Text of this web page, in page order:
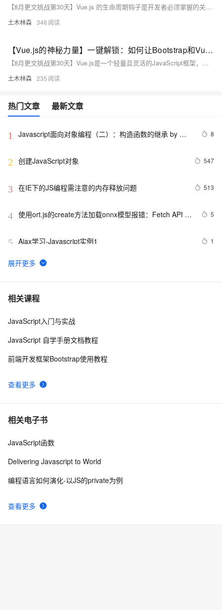
【8月更文挑战第30天】Vue.js 的生命周期钩子是开发者必须掌握的关键概念，它涵盖了组件从创建、挂载、更新到销毁的整个过程，提供了在特定时机操作DOM、获取数据或执行逻辑的能力。从 `beforeCreate` 到 `unmounted`，每个阶段都有特定的任务：如 `created` 适合异步数据获取，`mounted` 用于DOM操作，而 `beforeUnmount` 则用于清理资源。
土木林森 346
【Vue.js的神秘力量】一键解锁：如何让Bootstrap和Vuex成为你的开发超能力？
【8月更文挑战第30天】Vue.js是一个轻量且灵活的JavaScript框架，易于上手且功能强大。为提高开发效率和应用交互性，常需集成第三方库。本文介绍如何在Vue.js项目中集成Bootstrap和Vuex，及其它常见第三方库。Bootstrap提供响应式设计和预制组件，通过安装插件和引入CSS/JS即可集成；Vuex作为官方状态管理库，通过安装并创建store来管理组件状态。此外，Vue.js还可轻松集成Axios和Vue Router等库，提升HTTP请求和页面路由功能。合理选择和集成第三方库能显著提升开发效率，但需保持代码可维护性和可读性。
土木林森 235
热门文章 最新文章
1
Javascript面向对象编程（二）：构造函数的继承 by 阮
8
2 创建JavaScript对象 547
3 在IE下的JS编程需注意的内存释放问题 513
4 使用ort.js的create方法加载onnx模型报错：Fetch API
5
5 Ajax学习-Javascript实例1 1
6
【01】完成新年倒计时页面-蛇年新年快乐倒计时领取礼
年的代码分享给你们-为了C站的分拼一下子
7 JavaScript 技术篇-js获取表格元素tr、th、td相对于父节
8 JavaScript中的Math对象
相关课程
查看更多
JavaScript入门与实战
JavaScript 自学手册文档教程
前端开发框架Bootstrap使用教程
相关电子书
查看更多
JavaScript函数
Delivering Javascript to World
编程语言如何演化-以JS的private为例